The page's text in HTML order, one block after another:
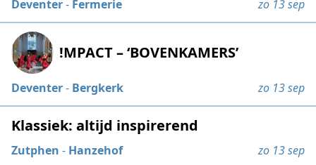
Deventer- Fermerie zo 13 sep
!MPACT – ‘BOVENKAMERS’
Deventer- Bergkerk zo 13 sep
Klassiek: altijd inspirerend
Zutphen - Hanzehof zo 13 sep